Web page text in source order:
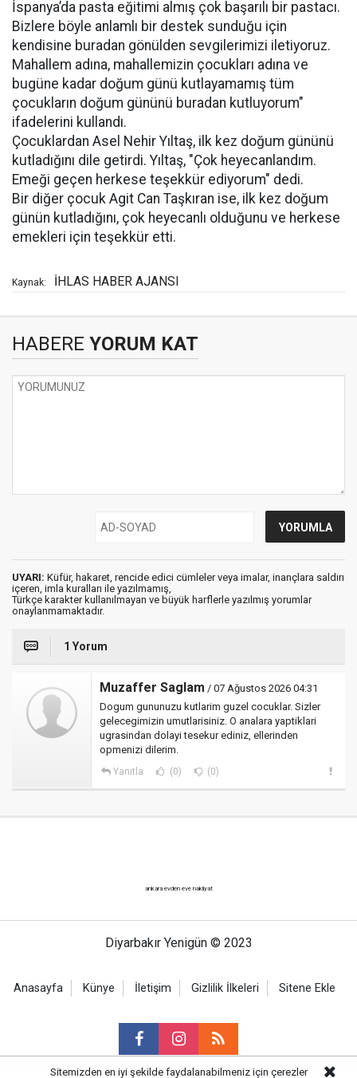
İspanya’da pasta eğitimi almış çok başarılı bir pastacı.
Bizlere böyle anlamlı bir destek sunduğu için
kendisine buradan gönülden sevgilerimizi iletiyoruz.
Mahallem adına, mahallemizin çocukları adına ve
bugüne kadar doğum günü kutlayamamış tüm
çocukların doğum gününü buradan kutluyorum"
ifadelerini kullandı.
Çocuklardan Asel Nehir Yıltaş, ilk kez doğum gününü
kutladığını dile getirdi. Yıltaş, "Çok heyecanlandım.
Emeği geçen herkese teşekkür ediyorum" dedi.
Bir diğer çocuk Agit Can Taşkıran ise, ilk kez doğum
günün kutladığını, çok heyecanlı olduğunu ve herkese
emekleri için teşekkür etti.
Kaynak: İHLAS HABER AJANSI
HABERE YORUM KAT
UYARI: Küfür, hakaret, rencide edici cümleler veya imalar, inançlara saldırı
içeren, imla kuralları ile yazılmamış,
Türkçe karakter kullanılmayan ve büyük harflerle yazılmış yorumlar
onaylanmamaktadır.
1 Yorum
Muzaffer Saglam / 07 Ağustos 2026 04:31
Dogum gununuzu kutlarim guzel cocuklar. Sizler
gelecegimizin umutlarisiniz. O analara yaptiklari
ugrasindan dolayi tesekur ediniz, ellerinden
opmenizi dilerim.
Yanıtla (0) (0)
ankara evden eve nakliyat
Diyarbakır Yenigün © 2023
Anasayfa Künye İletişim Gizlilik İlkeleri Sitene Ekle
Sitemizden en iyi şekilde faydalanabilmeniz için çerezler